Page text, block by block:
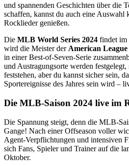
und spannenden Geschichten über die
schaffen, kannst du auch eine Auswahl
Rocklieder genießen.
Die MLB World Series 2024 findet im
wird die Meister der American League
in einer Best-of-Seven-Serie
und Austragungsorte werden
feststehen, aber du kannst sicher sein,
Sportereignisse des Jahres sein wird –
Die MLB-Saison 2024 live im
Die Spannung steigt, denn die MLB-
Gange! Nach einer Offseason voller
Agent-Verpflichtungen und intensiven
sich Fans, Spieler und Trainer auf die
Oktober.